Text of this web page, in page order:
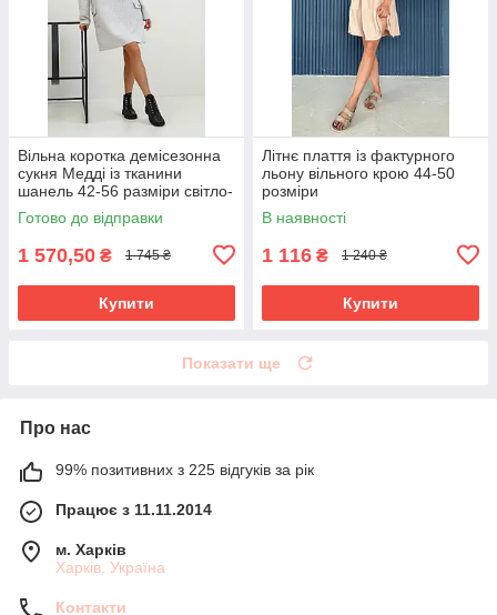
Вільна коротка демісезонна
сукня Медді із тканини
шанель 42-56 разміри світло-
сіра
Готово до відправки
1 570,50 ₴ 1 745 ₴
Купити
Літнє плаття із фактурного
льону вільного крою 44-50
розміри
В наявності
1 116 ₴ 1 240 ₴
Купити
Показати ще
Про нас
99% позитивних з 225 відгуків за рік
Працює з 11.11.2014
м. Харків
Харків, Україна
Контакти